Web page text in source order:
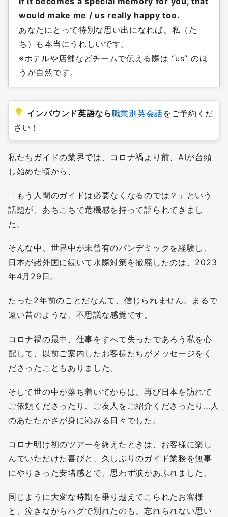
would make me / us really happy too.
あなたにとって特別な思い出になれば、私（た
ち）も本当にうれしいです。
※ホテルや店舗などチームで伝える際は “us” のほ
うが自然です。
インバウンド英語なら職業別英会話をご予約くだ
さい！
私たちガイドの業界では、コロナ禍より前、AIが台頭
し始めた頃から、
「もう人間のガイドは必要なくなるのでは？」という
話題が、あちこちで危機感を持って語られてきまし
た。
そんな中、世界中が未曾有のパンデミックを経験し、
日本が諸外国に続いて水際対策を撤廃したのは、2023
年4月29日。
たった2年前のことだなんて、信じられません。まるで
遠い昔のような、不思議な感覚です。
コロナ禍の最中、仕事をすべて失ったであろう私を心
配して、以前ご案内したお客様たちがメッセージをく
ださったこともありました。
そして世の中が落ち着いてからは、再び日本を訪れて
ご依頼くださったり、ご友人をご紹介くださったり…人
のあたたかさが身に沁みる日々でした。
コロナ明け初のツアーを終えたときは、お客様に楽し
んでいただけた喜びと、久しぶりのガイド業務を無事
にやりきった安堵感とで、思わず涙があふれました。
同じように大変な時期を乗り越えてこられたお客様
と、泣きながらハグで別れたのも、忘れられない思い